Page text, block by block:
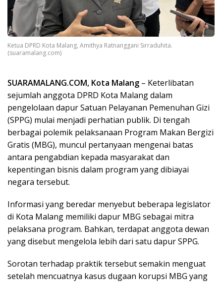
Ketua DPRD Kota Malang, Amithya Ratnanggani Sirraduhita.
(suaramalang.com)
SUARAMALANG.COM, Kota Malang – Keterlibatan
sejumlah anggota DPRD Kota Malang dalam
pengelolaan dapur Satuan Pelayanan Pemenuhan Gizi
(SPPG) mulai menjadi perhatian publik. Di tengah
berbagai polemik pelaksanaan Program Makan Bergizi
Gratis (MBG), muncul pertanyaan mengenai batas
antara pengabdian kepada masyarakat dan
kepentingan bisnis dalam program yang dibiayai
negara tersebut.
Informasi yang beredar menyebut beberapa legislator
di Kota Malang memiliki dapur MBG sebagai mitra
pelaksana program. Bahkan, terdapat anggota dewan
yang disebut mengelola lebih dari satu dapur SPPG.
Sorotan terhadap praktik tersebut semakin menguat
setelah mencuatnya kasus dugaan korupsi MBG yang